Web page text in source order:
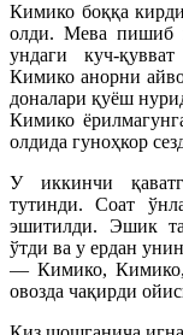
Кимико боққа
олди. Мева пишиб
ундаги куч-
Кимико анорни
доналари қуёш
Кимико
олдида гуноҳкор
У иккинчи
тутинди. Соат
эшитилди. Эшик
ўтди ва у ердан
— Кимико, Кимико,
овозда чақирди